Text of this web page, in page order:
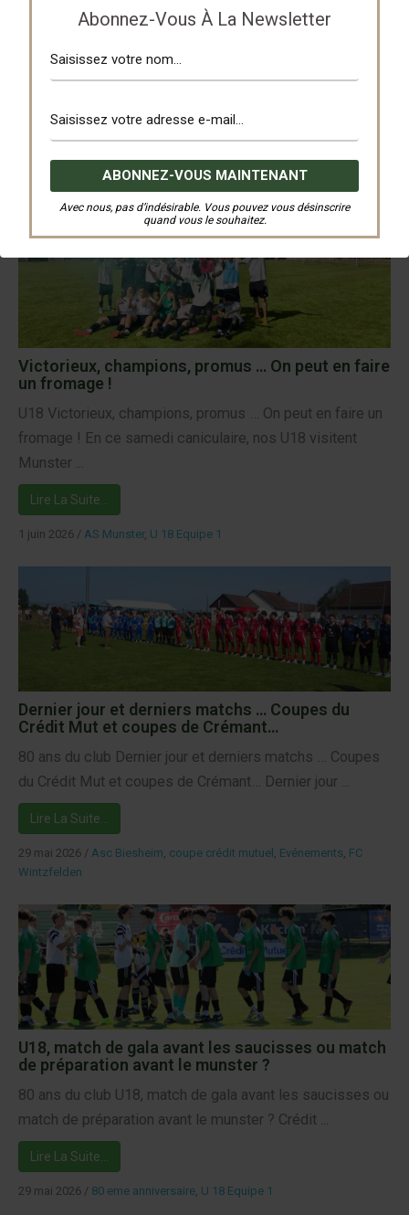
Abonnez-Vous À La Newsletter
Avec nous, pas d’indésirable. Vous pouvez vous désinscrire
quand vous le souhaitez.
Au revoir la D1, et bonnes vacances à tous !
En ce dimanche grisâtre, notre équipe fanion visite ...
3 juin 2026/FR Jebsheim Muntzenheim,Séniors 1
Victorieux, champions, promus … On peut en faire
un fromage !
U18 Victorieux, champions, promus … On peut en faire un
fromage ! En ce samedi caniculaire, nos U18 visitent
Munster ...
Lire La Suite…
1 juin 2026 / AS Munster, U 18 Equipe 1
Dernier jour et derniers matchs … Coupes du
Crédit Mut et coupes de Crémant…
80 ans du club Dernier jour et derniers matchs … Coupes
du Crédit Mut et coupes de Crémant… Dernier jour ...
Lire La Suite…
29 mai 2026 / Asc Biesheim, coupe crédit mutuel , Evénements, FC
Wintzfelden
U18, match de gala avant les saucisses ou match
de préparation avant le munster ?
80 ans du club U18, match de gala avant les saucisses ou
match de préparation avant le munster ? Crédit ...
Lire La Suite…
29 mai 2026 / 80 eme anniversaire, U 18 Equipe 1